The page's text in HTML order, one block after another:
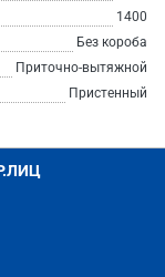
1400
Без короба
Приточно-вытяжной
Пристенный